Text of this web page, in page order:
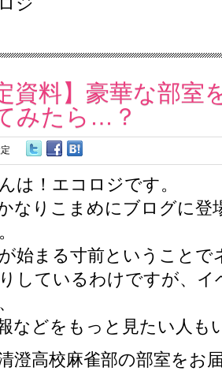
ジ
資料】豪華な部室
みたら…？
は！エコロジです。
なりこまめにブログに登
始まる寸前ということで
しているわけですが、イ
などをもっと見たい人も
澄高校麻雀部の部室をお